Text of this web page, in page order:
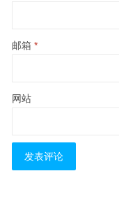
邮箱 *
网站